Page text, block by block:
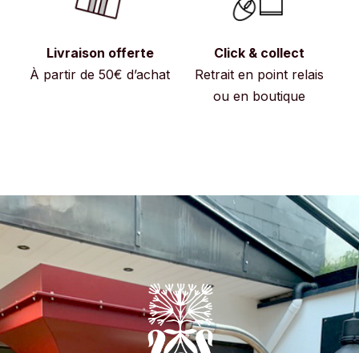
Livraison offerte
À partir de 50€ d’achat
Click & collect
Retrait en point relais
ou en boutique